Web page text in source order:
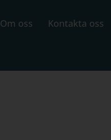
Om oss Kontakta oss